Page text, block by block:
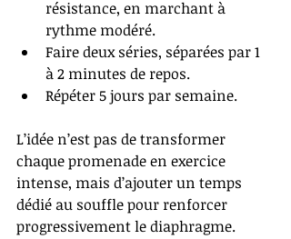
résistance, en marchant à
rythme modéré.
Faire deux séries, séparées par 1
à 2 minutes de repos.
Répéter 5 jours par semaine.
L’idée n’est pas de transformer
chaque promenade en exercice
intense, mais d’ajouter un temps
dédié au souffle pour renforcer
progressivement le diaphragme.